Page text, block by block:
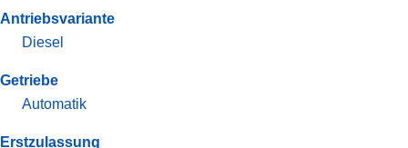
Antriebsvariante
Diesel
Getriebe
Automatik
Erstzulassung